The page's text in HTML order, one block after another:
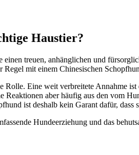
Haus­tier?
treu­en, anhäng­li­chen und
mit einem Chi­ne­si­schen
Rol­le. Eine weit ver­brei­te­te Annah­me ist
aber häu­fig aus den vom
ist des­halb kein Garant dafür, dass
Hun­de­er­zie­hung und das